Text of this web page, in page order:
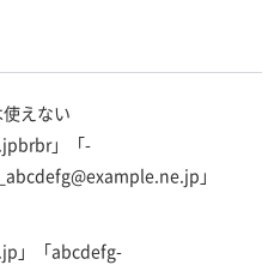
えない
」「-
」
」「abcdefg-